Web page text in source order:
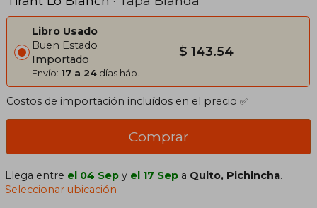
Libro Usado
Buen Estado
Importado
Envío: 17 a 24 días háb.
$ 143.54
Costos de importación incluídos en el precio ✅
Comprar
Llega entre el 04 Sep y el 17 Sep a Quito, Pichincha.
Seleccionar ubicación